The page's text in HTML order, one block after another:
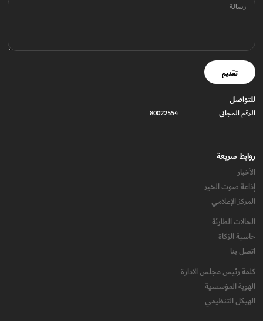
رسالة
تقديم
للتواصل
الرقم المجاني 80022554
روابط سريعة
الأخبار
إذاعة صوت الخير
المركز الإعلامي
الحالات الطارئة
حاسبة الزكاة
اتصل بنا
كلمة رئيس مجلس الادارة
الهوية المؤسسية
الهيكل التنظيمي